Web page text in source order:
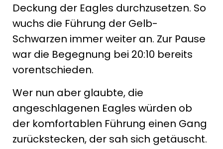
Deckung der Eagles durchzusetzen. So
wuchs die Führung der Gelb-
Schwarzen immer weiter an. Zur Pause
war die Begegnung bei 20:10 bereits
vorentschieden.
Wer nun aber glaubte, die
angeschlagenen Eagles würden ob
der komfortablen Führung einen Gang
zurückstecken, der sah sich getäuscht.